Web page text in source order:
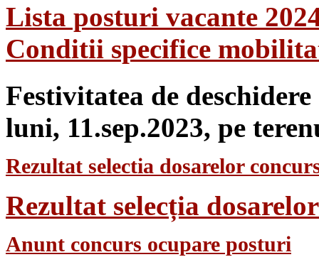
Lista posturi vacante
Conditii specifice
Festivitatea de
luni, 11.sep.2023, pe
Rezultat selectia dosarelor
Rezultat selecția
Anunt concurs ocupare posturi